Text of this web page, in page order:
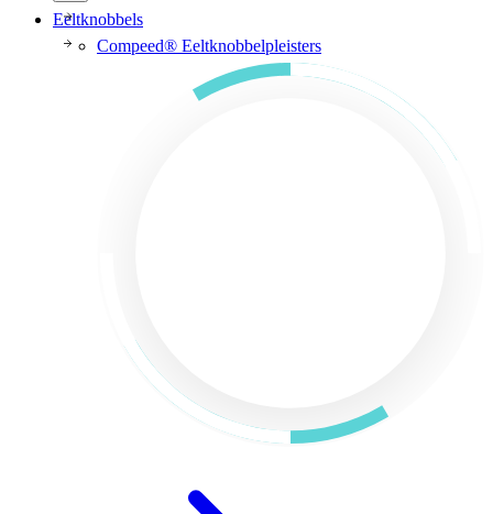
Eeltknobbels
Compeed® Eeltknobbelpleisters